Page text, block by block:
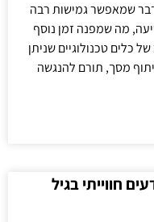
שמאפשר גמישות רבה
מה שמפנה זמן נוסף
כלים טכנולוגיים שניתן
מסך, תורם להנגשה
חווייתי בגיל